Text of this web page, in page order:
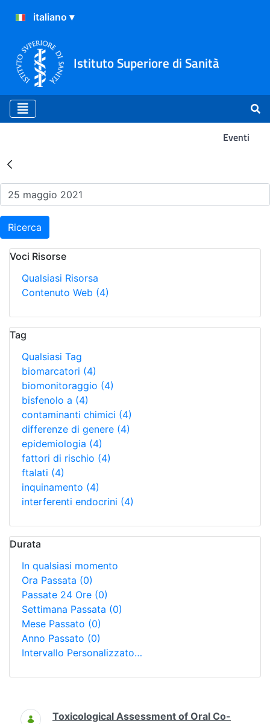
Istituto Superiore di Sanità
Eventi
Risultati della Ricerca -
Ricerca
Voci Risorse
Qualsiasi Risorsa
Contenuto Web (4)
Tag
Qualsiasi Tag
biomarcatori (4)
biomonitoraggio (4)
bisfenolo a (4)
contaminanti chimici (4)
differenze di genere (4)
epidemiologia (4)
fattori di rischio (4)
ftalati (4)
inquinamento (4)
interferenti endocrini (4)
Durata
In qualsiasi momento
Ora Passata (0)
Passate 24 Ore (0)
Settimana Passata (0)
Mese Passato (0)
Anno Passato (0)
Intervallo Personalizzato…
Ricerca
Toxicological Assessment of Oral Co-